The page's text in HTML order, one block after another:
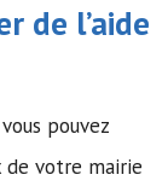
de l’aide
pouvez
de votre mairie